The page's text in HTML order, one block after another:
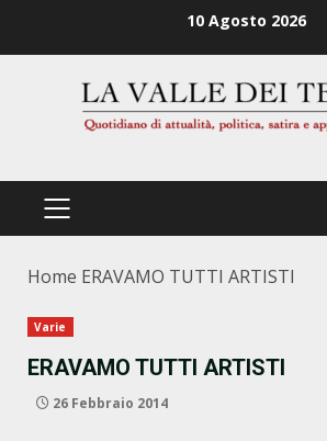
10 Agosto 2026
PRIMÄRES
Home ERAVAMO TUTTI ARTISTI
Varie
ERAVAMO TUTTI ARTISTI
26 Febbraio 2014